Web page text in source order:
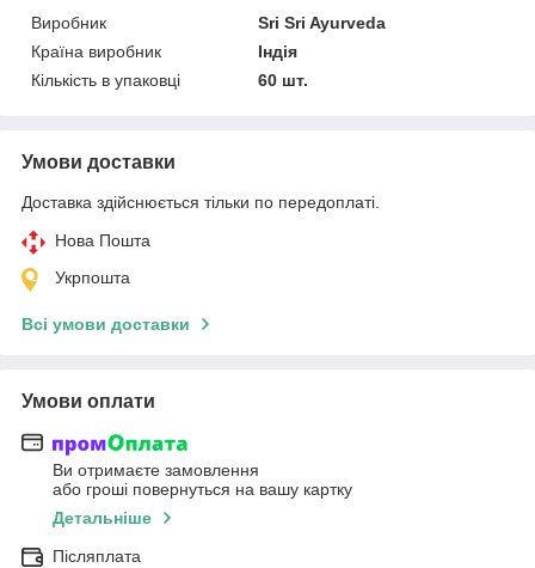
Виробник
Sri Sri Ayurveda
Країна виробник
Індія
Кількість в упаковці
60 шт.
Умови доставки
Доставка здійснюється тільки по передоплаті.
Нова Пошта
Укрпошта
Всі умови доставки
Умови оплати
Ви отримаєте замовлення
або гроші повернуться на вашу картку
Детальніше
Післяплата